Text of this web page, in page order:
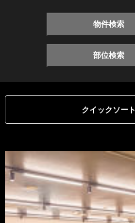
物件検索
部位検索
クイックソート